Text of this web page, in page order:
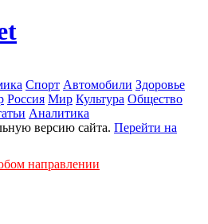
Спорт Автомобили Здоровье
Россия Мир Культура Общество
Аналитика
версию сайта. Перейти на
направлении